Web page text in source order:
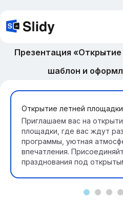
Презентация
шаблон и
Открытие летней площадки
Приглашаем вас на
площадки, где вас ждут
программы, уютная
впечатления.
празднования под